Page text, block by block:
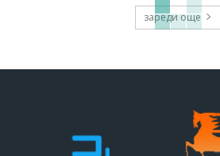
зареди още